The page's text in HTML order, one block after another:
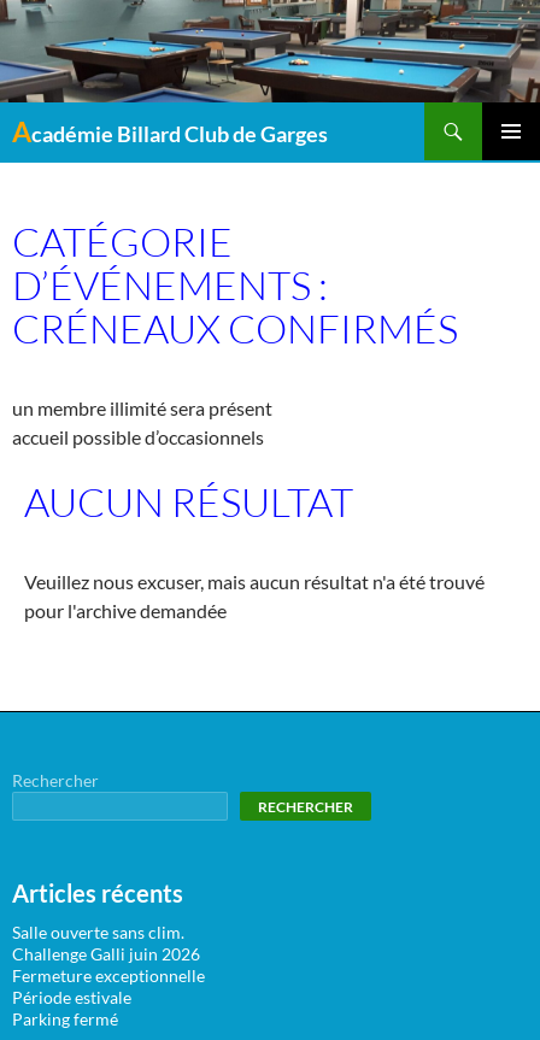
Académie Billard Club de Garges
CATÉGORIE
D’ÉVÉNEMENTS :
CRÉNEAUX CONFIRMÉS
un membre illimité sera présent
accueil possible d’occasionnels
AUCUN RÉSULTAT
Veuillez nous excuser, mais aucun résultat n'a été trouvé
pour l'archive demandée
Rechercher
RECHERCHER
Articles récents
Salle ouverte sans clim.
Challenge Galli juin 2026
Fermeture exceptionnelle
Période estivale
Parking fermé